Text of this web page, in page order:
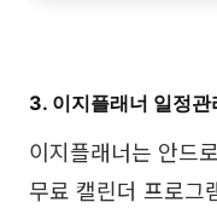
3. 이지플래너 일정관
이지플래너는 안드
무료 캘린더 프로그